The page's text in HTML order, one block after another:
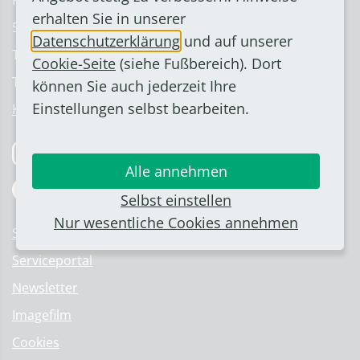
Haushaltsrede Kämmerer
Haushalt 2019/2020
Nachtragshaushalt 2019/2020
Haushalt 2019/2020
Haushaltskonsolidierung ab 2025
Archivierte Haushaltspläne
Jahresabschlüsse
Jahresabschluss 2020
Haushaltssicherungskonzept
Jahresabschluss 2019
Archivierte Jahresabschlüsse
Jahresabschluss 2018
53332 Bornheim
Telefon: 02222 945-0
Telefax: 02222 945-126
Kontakt & Ansprechpartner
Folge uns auf Instagram
Folge uns auf Facebook
Stellenangebote
Serviceportal
Newsletter
Imagefilm
Cookies
erhalten Sie in unserer
Datenschutzerklärung und auf unserer
Cookie-Seite (siehe Fußbereich). Dort
können Sie auch jederzeit Ihre
Einstellungen selbst bearbeiten.
Alle annehmen
Selbst einstellen
Nur wesentliche Cookies annehmen